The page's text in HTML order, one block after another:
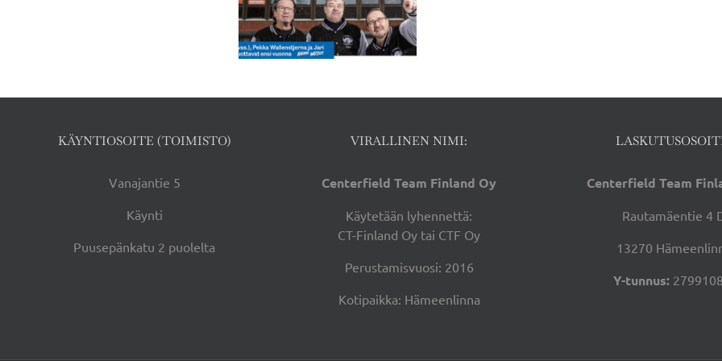
KÄYNTIOSOITE (TOIMISTO)
Vanajantie 5
Käynti
Puusepänkatu 2 puolelta
VIRALLINEN NIMI:
Centerfield Team Finland Oy
Käytetään lyhennettä:
CT-Finland Oy tai CTF Oy
Perustamisvuosi: 2016
Kotipaikka: Hämeenlinna
Centerfield Team
Rautamäentie 4
13270
Y-tunnus: